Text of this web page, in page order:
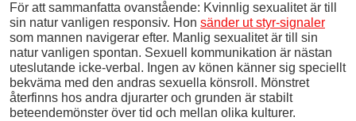
För att sammanfatta ovanstående: Kvinnlig sexualitet är till
sin natur vanligen responsiv. Hon sänder ut styr-signaler
som mannen navigerar efter. Manlig sexualitet är till sin
natur vanligen spontan. Sexuell kommunikation är nästan
uteslutande icke-verbal. Ingen av könen känner sig speciellt
bekväma med den andras sexuella könsroll. Mönstret
återfinns hos andra djurarter och grunden är stabilt
beteendemönster över tid och mellan olika kulturer.